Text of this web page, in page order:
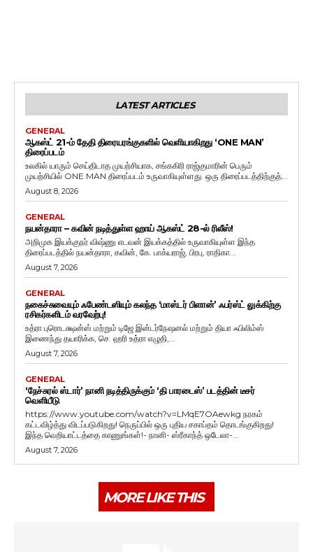
LATEST ARTICLES
GENERAL
ஆகஸ்ட் 21-ம் தேதி திரையரங்குகளில் வெளியாகிறது ‘ONE MAN’
திரைப்படம்
உலகில் யாரும் செய்திடாத முயற்சியாக, சங்ககிரி ராஜ்குமாரின் பெரும்
முயற்சியில் ONE MAN திரைப்படம் உருவாகியுள்ளது. ஒரு திரைப்படத்திற்குத்...
August 8, 2026
GENERAL
நயன்தாரா – கவின் நடித்துள்ள ஹாய் ஆகஸ்ட் 28-ல் ரிலீஸ்!
அறிமுக இயக்குநர் விஷ்ணு எடவன் இயக்கத்தில் உருவாகியுள்ள இந்த
திரைப்படத்தில் நயன்தாரா, கவின், கே. பாக்யராஜ், பிரபு, ராதிகா...
August 7, 2026
GENERAL
நகைச்சுவையும் ஃபேண்டஸியும் கலந்த ‘மாஸ்டர் பிளான்’ ஃபர்ஸ்ட் லுக்கிற்கு
ரசிகர்களிடம் வரவேற்பு!
உத்ரா புரொடக்ஷன்ஸ் மற்றும் டிஜே இன்டர்நேஷனல் மற்றும் தியா ஃபிலிம்ஸ்
இணைந்து தயாரிக்க, செ. ஹரி உத்ரா எழுதி,...
August 7, 2026
GENERAL
‘நேச்சுரல் ஸ்டார்’ நானி நடித்திருக்கும் ‘தி பாரடைஸ்’ படத்தின் டீசர்
வெளியீடு
https://www.youtube.com/watch?v=LMqE7OAewkg நரகம்
கட்டவிழ்த்து விடப்படுகிறது! நெருப்பில் ஒரு புதிய சகாப்தம் தொடங்குகிறது!
இந்த வெறியாட்டத்தை காணுங்கள்!- நானி- ஸ்ரீகாந்த் ஒடேலா-...
August 7, 2026
MORE LIKE THIS